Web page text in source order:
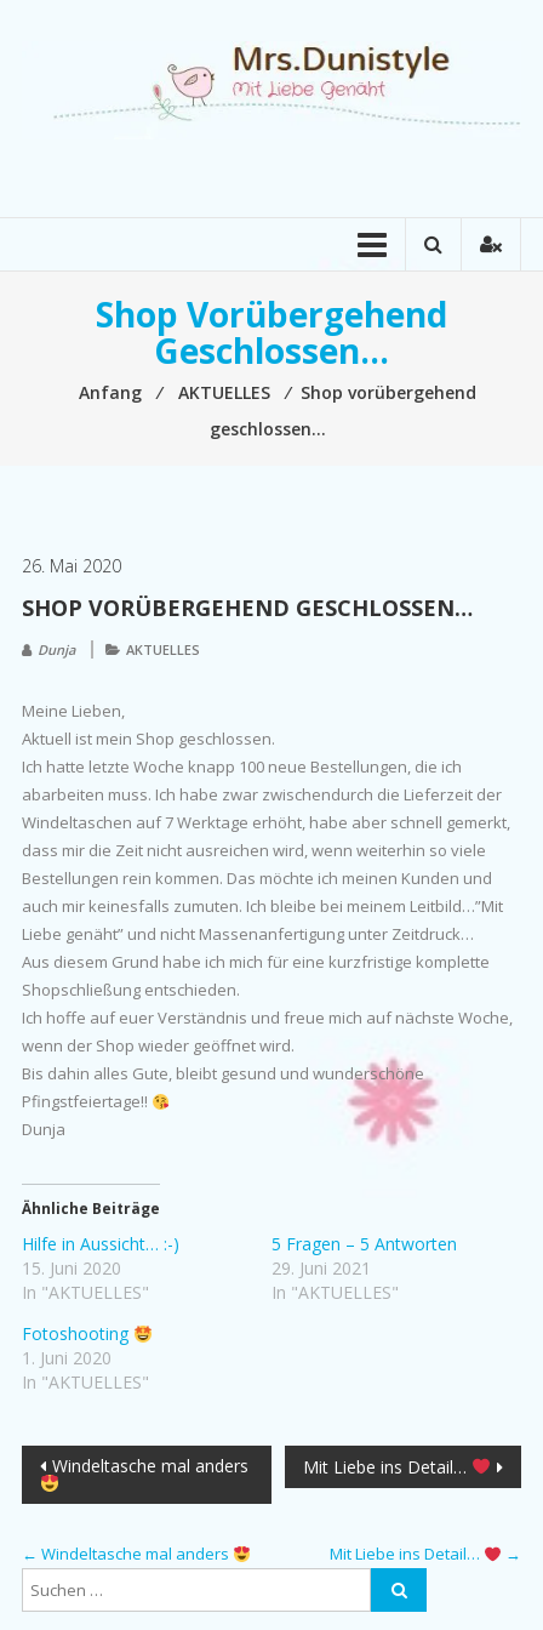
Shop Vorübergehend
Geschlossen…
Anfang ⁄ AKTUELLES ⁄ Shop vorübergehend
geschlossen…
26. Mai 2020
SHOP VORÜBERGEHEND GESCHLOSSEN…
Dunja AKTUELLES
Meine Lieben,
Aktuell ist mein Shop geschlossen.
Ich hatte letzte Woche knapp 100 neue Bestellungen, die ich
abarbeiten muss. Ich habe zwar zwischendurch die Lieferzeit der
Windeltaschen auf 7 Werktage erhöht, habe aber schnell gemerkt,
dass mir die Zeit nicht ausreichen wird, wenn weiterhin so viele
Bestellungen rein kommen. Das möchte ich meinen Kunden und
auch mir keinesfalls zumuten. Ich bleibe bei meinem Leitbild…”Mit
Liebe genäht” und nicht Massenanfertigung unter Zeitdruck…
Aus diesem Grund habe ich mich für eine kurzfristige komplette
Shopschließung entschieden.
Ich hoffe auf euer Verständnis und freue mich auf nächste Woche,
wenn der Shop wieder geöffnet wird.
Bis dahin alles Gute, bleibt gesund und wunderschöne
Pfingstfeiertage!!
Dunja
Ähnliche Beiträge
Hilfe in Aussicht… :-)
15. Juni 2020
In "AKTUELLES"
5 Fragen – 5 Antworten
29. Juni 2021
In "AKTUELLES"
Fotoshooting
1. Juni 2020
In "AKTUELLES"
Beitragsnavigation
Windeltasche mal anders Mit Liebe ins Detail…
← Windeltasche mal anders Mit Liebe ins Detail… →